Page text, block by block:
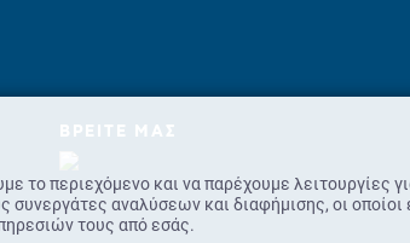
ΒΡΕΙΤΕ ΜΑΣ
το περιεχόμενο και να παρέχουμε λειτουργίες
αναλύσεων και διαφήμισης, οι οποίοι
τους από εσάς.